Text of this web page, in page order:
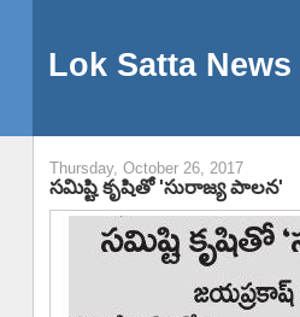
Lok Satta News
Thursday, October 26, 2017
సమిష్టి కృషితో 'సురాజ్య పాలన'